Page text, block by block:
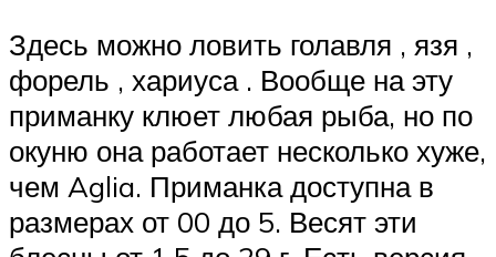
Здесь можно ловить голавля , язя ,
форель , хариуса . Вообще на эту
приманку клюет любая рыба, но по
окуню она работает несколько хуже,
чем Aglia. Приманка доступна в
размерах от 00 до 5. Весят эти